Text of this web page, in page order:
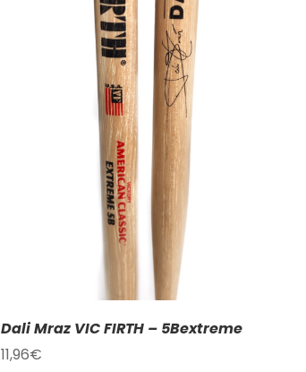
Dali Mraz VIC FIRTH – 5Bextreme
11,96€